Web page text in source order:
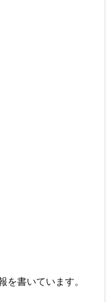
書いています。